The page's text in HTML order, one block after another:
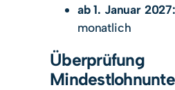
ab 1. Januar 2027:
monatlich
Überprüfung